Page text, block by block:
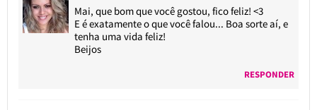
Mai, que bom que você gostou, fico feliz! <3
E é exatamente o que você falou... Boa sorte aí, e
tenha uma vida feliz!
Beijos
RESPONDER